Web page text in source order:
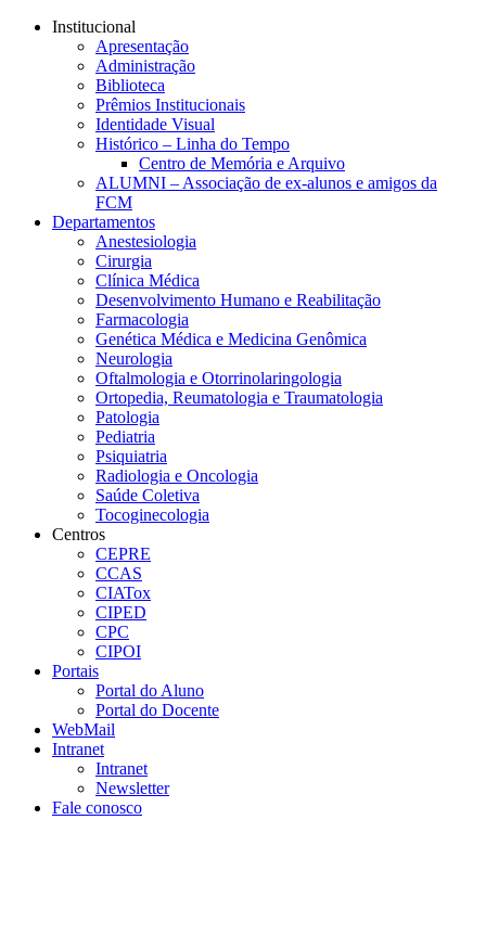
Conteúdo principal
Institucional
Apresentação
Administração
Biblioteca
Prêmios Institucionais
Identidade Visual
Histórico – Linha do Tempo
Centro de Memória e Arquivo
ALUMNI – Associação de ex-alunos e amigos da
FCM
Departamentos
Anestesiologia
Cirurgia
Clínica Médica
Desenvolvimento Humano e Reabilitação
Farmacologia
Genética Médica e Medicina Genômica
Neurologia
Oftalmologia e Otorrinolaringologia
Ortopedia, Reumatologia e Traumatologia
Patologia
Pediatria
Psiquiatria
Radiologia e Oncologia
Saúde Coletiva
Tocoginecologia
Centros
CEPRE
CCAS
CIATox
CIPED
CPC
CIPOI
Portais
Portal do Aluno
Portal do Docente
WebMail
Intranet
Intranet
Newsletter
Fale conosco